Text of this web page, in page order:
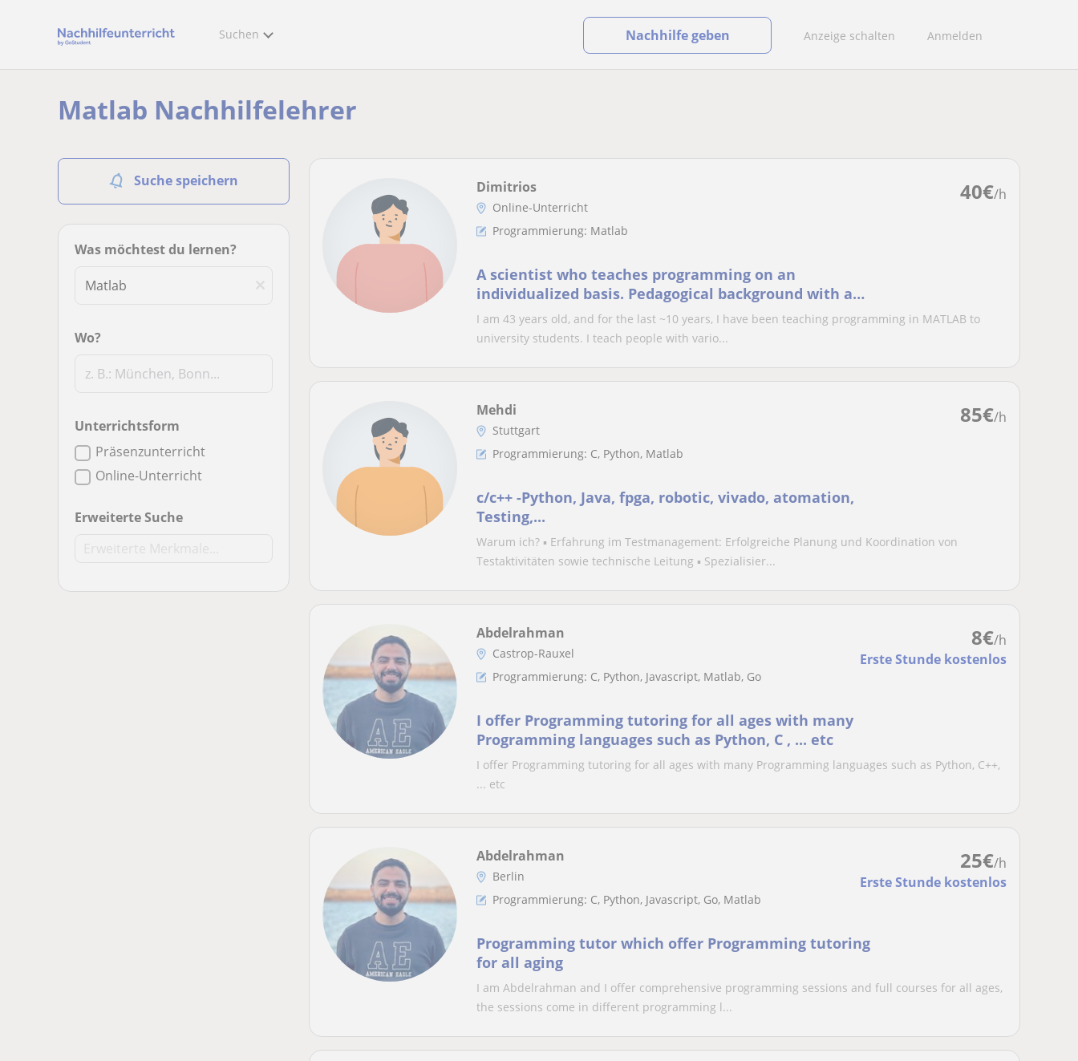
Suchen Anzeige schalten Anmelden
Nachhilfe geben
Matlab Nachhilfelehrer
Suche speichern
Was möchtest du lernen?
Wo?
Unterrichtsform
Präsenzunterricht
Online-Unterricht
Erweiterte Suche
40€/h
Dimitrios
Online-Unterricht
Programmierung: Matlab
A scientist who teaches programming on an
individualized basis. Pedagogical background with a
PhD in neuroscience.
I am 43 years old, and for the last ~10 years, I have been teaching programming in MATLAB to
university students. I teach people with vario...
85€/h
Mehdi
Stuttgart
Programmierung: C, Python, Matlab
c/c++ -Python, Java, fpga, robotic, vivado, atomation,
Testing,...
Warum ich? ▪ Erfahrung im Testmanagement: Erfolgreiche Planung und Koordination von
Testaktivitäten sowie technische Leitung ▪ Spezialisier...
8€/h
Erste Stunde kostenlos
Abdelrahman
Castrop-Rauxel
Programmierung: C, Python, Javascript, Matlab, Go
I offer Programming tutoring for all ages with many
Programming languages such as Python, C , ... etc
I offer Programming tutoring for all ages with many Programming languages such as Python, C++,
... etc
25€/h
Erste Stunde kostenlos
Abdelrahman
Berlin
Programmierung: C, Python, Javascript, Go, Matlab
Programming tutor which offer Programming tutoring
for all aging
I am Abdelrahman and I offer comprehensive programming sessions and full courses for all ages,
the sessions come in different programming l...